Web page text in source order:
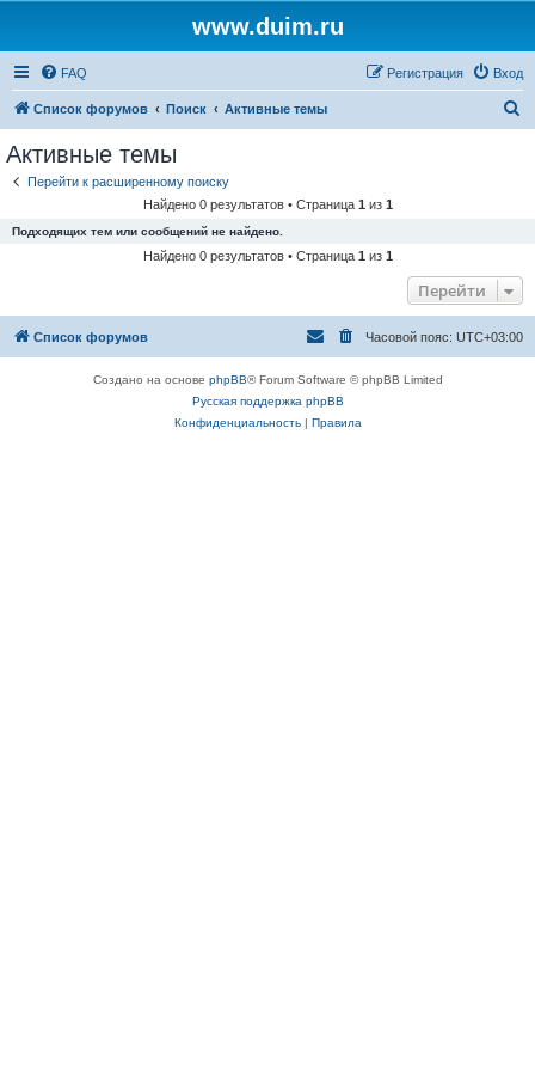
www.duim.ru
FAQ Вход
Регистрация
Список форумов Поиск Активные темы
Активные темы
Перейти к расширенному поиску
Найдено 0 результатов • Страница 1 из 1
Подходящих тем или сообщений не найдено.
Найдено 0 результатов • Страница 1 из 1
Перейти
Список форумов Часовой пояс: UTC+03:00
Создано на основе phpBB® Forum Software © phpBB Limited
Русская поддержка phpBB
Конфиденциальность| Правила